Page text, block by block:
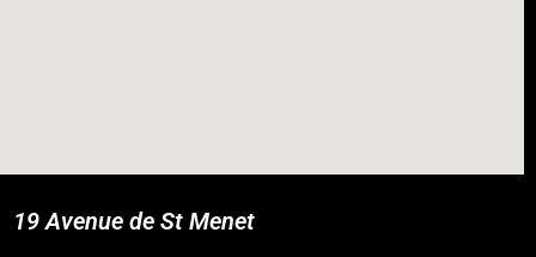
19 Avenue de St Menet